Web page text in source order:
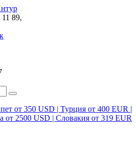
89,
от 350 USD | Турция от 400 EUR |
от 2500 USD | Словакия от 319 EUR